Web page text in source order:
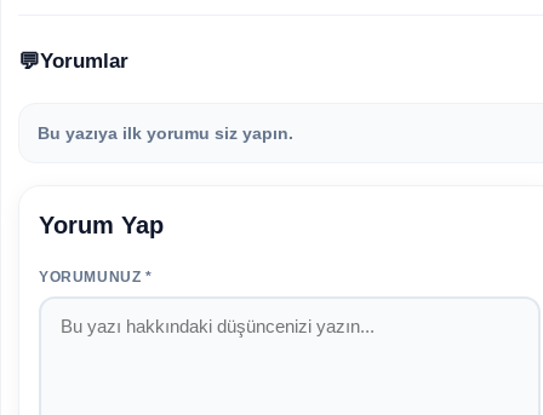
Yorumlar
Bu yazıya ilk yorumu siz yapın.
Yorum Yap
YORUMUNUZ *